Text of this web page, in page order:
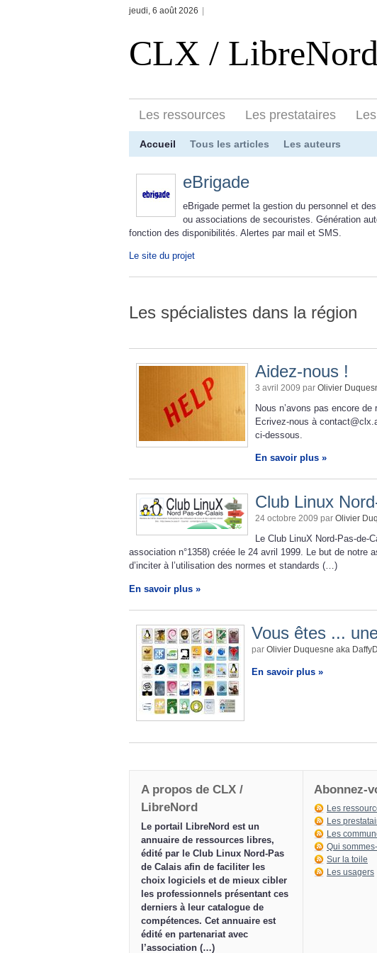
jeudi, 6 août 2026
CLX /
Les ressources Les prestataires
Accueil Tous les articles Les auteurs
eBrigade
eBrigade permet la gestion du personnel et
ou associations de secouristes. Génération
fonction des disponibilités. Alertes par mail et SMS.
Le site du projet
Les spécialistes dans la région
Aidez-nous !
3 avril 2009 par Olivier
Nous n’avons pas encore
Ecrivez-nous à
ci-dessous.
En savoir plus »
Club Linux
24 octobre 2009 par Olivier
Le Club LinuX Nord-Pas-de-
association n°1358) créée le 24 avril 1999. Le but de notre
d’inciter à l’utilisation des normes et standards (…)
En savoir plus »
Vous êtes ...
par Olivier Duquesne aka
En savoir plus »
A propos de CLX /
LibreNord
Le portail LibreNord est un
annuaire de ressources libres,
édité par le Club Linux Nord-Pas
de Calais afin de faciliter les
choix logiciels et de mieux cibler
les professionnels présentant ces
derniers à leur catalogue de
compétences. Cet annuaire est
édité en partenariat avec
l’association (…)
Abonnez-
Les
Les
Les
Qui
Sur la toile
Les usagers